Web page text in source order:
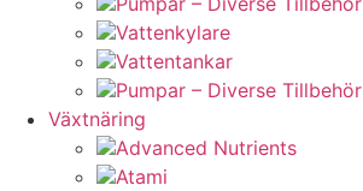
Vattenkylare
Vattentankar
Pumpar – Diverse Tillbehör
Växtnäring
Advanced Nutrients
Atami